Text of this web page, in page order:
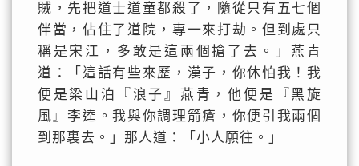
賊，先把道士道童都殺了，隨從只有五七個
伴當，佔住了道院，專一來打劫。但到處只
稱是宋江，多敢是這兩個搶了去。」燕青
道：「這話有些來歷，漢子，你休怕我！我
便是梁山泊『浪子』燕青，他便是『黑旋
風』李逵。我與你調理箭瘡，你便引我兩個
到那裏去。」那人道：「小人願往。」